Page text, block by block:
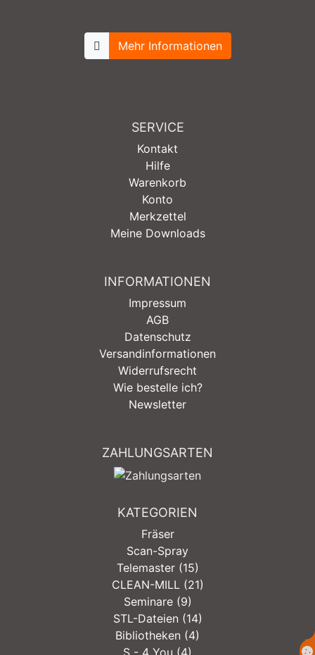
Mehr Informationen
SERVICE
Kontakt
Hilfe
Warenkorb
Konto
Merkzettel
Meine Downloads
INFORMATIONEN
Impressum
AGB
Datenschutz
Versandinformationen
Widerrufsrecht
Wie bestelle ich?
Newsletter
ZAHLUNGSARTEN
KATEGORIEN
Fräser
Scan-Spray
Telemaster (15)
CLEAN-MILL (21)
Seminare (9)
STL-Dateien (14)
Bibliotheken (4)
S - 4 You (4)